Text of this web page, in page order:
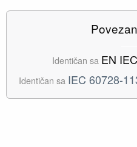
Identičan sa EN
Identičan sa IEC 60728-